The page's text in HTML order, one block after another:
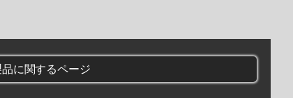
に関するページ